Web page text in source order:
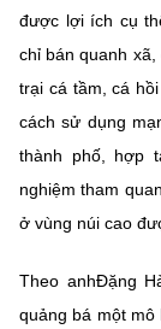
được lợi ích cụ
chỉ bán quanh
trại cá tầm, cá
cách sử dụng
thành phố, hợp
nghiệm tham
ở vùng núi cao
Theo anhĐặng
quảng bá một